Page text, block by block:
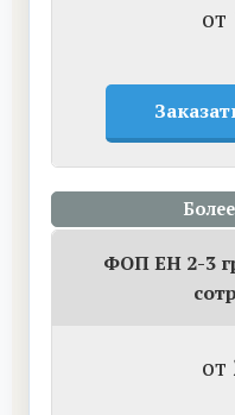
от
ФОП ЕН 2-3
от